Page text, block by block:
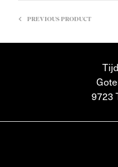
PREVIOUS PRODUCT
9723